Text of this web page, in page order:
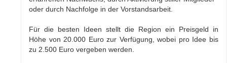
oder durch Nachfolge in der Vorstandsarbeit.
Für die besten Ideen stellt die Region ein Preisgeld in
Höhe von 20.000 Euro zur Verfügung, wobei pro Idee bis
zu 2.500 Euro vergeben werden.